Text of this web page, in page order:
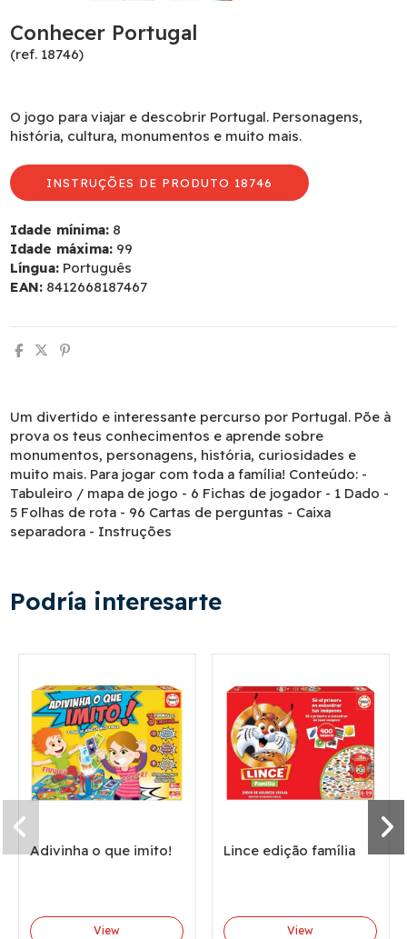
Conhecer Portugal
(ref. 18746)
O jogo para viajar e descobrir Portugal. Personagens,
história, cultura, monumentos e muito mais.
INSTRUÇÕES DE PRODUTO 18746
Idade mínima: 8
Idade máxima: 99
Língua: Português
EAN: 8412668187467
Um divertido e interessante percurso por Portugal. Põe à
prova os teus conhecimentos e aprende sobre
monumentos, personagens, história, curiosidades e
muito mais. Para jogar com toda a família! Conteúdo: -
Tabuleiro / mapa de jogo - 6 Fichas de jogador - 1 Dado -
5 Folhas de rota - 96 Cartas de perguntas - Caixa
separadora - Instruções
Podría interesarte
Adivinha o que imito!
View
Lince edição família
View